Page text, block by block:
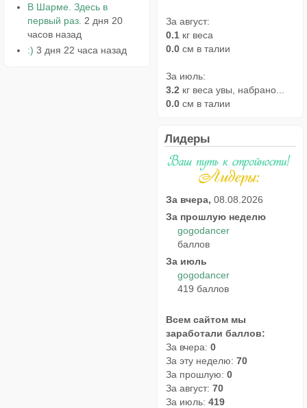
В Шарме. Здесь в
первый раз. 2 дня 20
часов назад
:) 3 дня 22 часа назад
За август:
0.1 кг веса
0.0 см в талии
За июль:
3.2 кг веса увы, набрано...
0.0 см в талии
Лидеры
За вчера, 08.08.2026
За прошлую неделю
gogodancer
баллов
За июль
gogodancer
419 баллов
Всем сайтом мы
заработали баллов:
За вчера: 0
За эту неделю: 70
За прошлую: 0
За август: 70
За июль: 419